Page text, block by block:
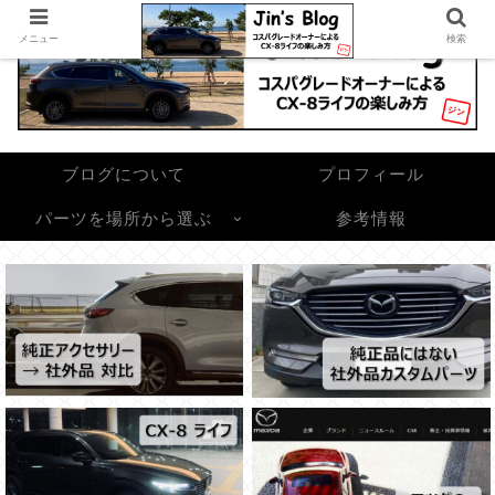
ブログについて プロフィール
パーツを場所から選ぶ 参考情報
メニュー 検索